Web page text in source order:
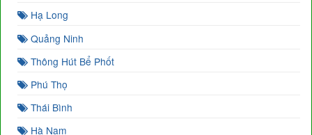
Hạ Long
Quảng Ninh
Thông Hút Bể Phốt
Phú Thọ
Thái Bình
Hà Nam